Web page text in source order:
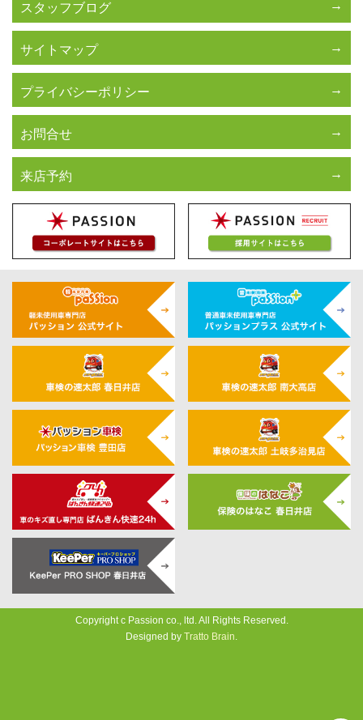
スタッフブログ
サイトマップ
プライバシーポリシー
お問合せ
来店予約
Copyright c Passion co., ltd. All Rights Reserved.
Designed by Tratto Brain.